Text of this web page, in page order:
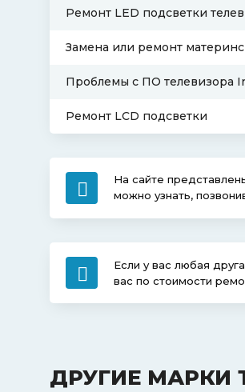
Ремонт LED подсветки
Замена или ремонт
Проблемы с ПО телевизора
Ремонт LCD подсветки
На сайте
можно узнать,
Если у вас любая
вас по стоимости
ДРУГИЕ МАРКИ